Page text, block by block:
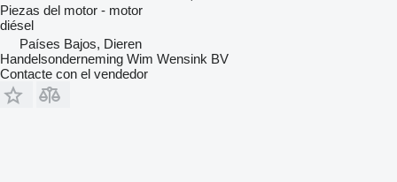
Piezas del motor - motor
diésel
Países Bajos, Dieren
Handelsonderneming Wim Wensink BV
Contacte con el vendedor